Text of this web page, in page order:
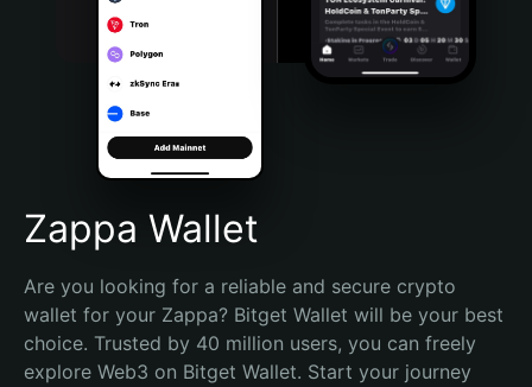
Português (Brasil)
Español (Argentina)
Zappa Wallet
Are you looking for a reliable and secure crypto
wallet for your Zappa? Bitget Wallet will be your best
choice. Trusted by 40 million users, you can freely
explore Web3 on Bitget Wallet. Start your journey